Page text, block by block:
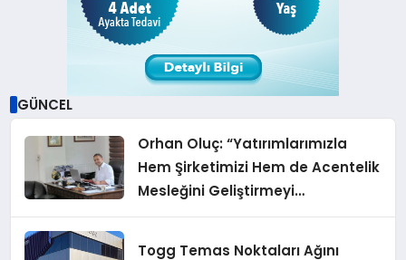
GÜNCEL
Orhan Oluç: “Yatırımlarımızla
Hem Şirketimizi Hem de Acentelik
Mesleğini Geliştirmeyi
Hedefliyoruz”
Togg Temas Noktaları Ağını